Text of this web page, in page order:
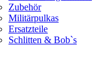
Zubehör
Militärpulkas
Ersatzteile
Schlitten & Bob`s